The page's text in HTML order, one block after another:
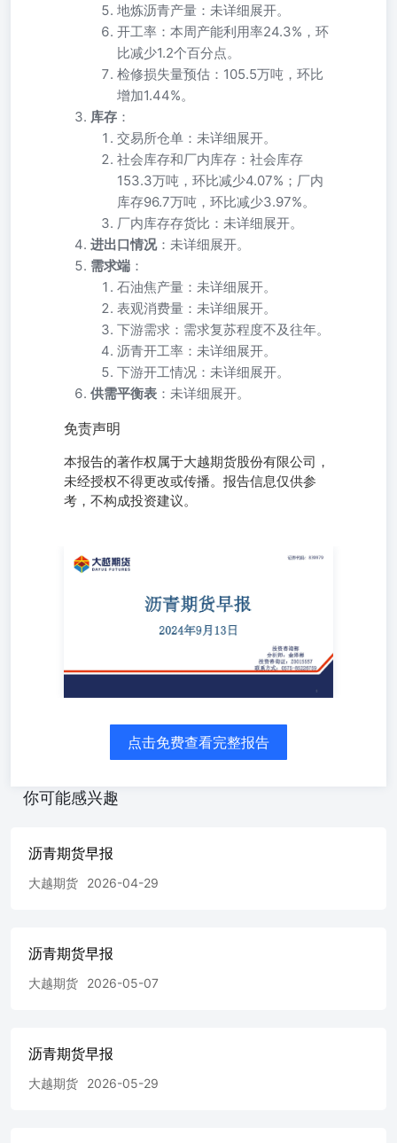
地炼沥青产量：未详细展开。
开工率：本周产能利用率24.3%，环
比减少1.2个百分点。
检修损失量预估：105.5万吨，环比
增加1.44%。
库存 ：
交易所仓单：未详细展开。
社会库存和厂内库存：社会库存
153.3万吨，环比减少4.07%；厂内
库存96.7万吨，环比减少3.97%。
厂内库存存货比：未详细展开。
进出口情况：未详细展开。
需求端 ：
石油焦产量：未详细展开。
表观消费量：未详细展开。
下游需求：需求复苏程度不及往年。
沥青开工率：未详细展开。
下游开工情况：未详细展开。
供需平衡表 ：未详细展开。
免责声明
本报告的著作权属于大越期货股份有限公司，
未经授权不得更改或传播。报告信息仅供参
考，不构成投资建议。
2024年9月13日 投资咨询部分析师：金泽彬投资咨询证：
Z0015557联系方式：0575-85226759 每日观点 1.基本面：
供应端来看，根据隆众对96家企业跟踪，2024年8月份国内
沥青总产量为206.1万吨，环比增加0.2%；同比下降
39.8%；2024年9月份国内沥青总计划排产量为201.9万吨，
环比下降2.65%，同比下降35.8%。本周国内石油沥青样本
产能利用率为24.3%，环比减少1.2个百分点；全国样本企业
吨，环比增加1.44%；本周炼厂排产有所恢复，供给压力或
有所增加。 需求端来看，全国降水天气有所加强，需求复
苏程度不及往年。 成本上看，日度加工沥青利润为-384.95
813.72元/吨，环比减少7.04%；沥青利润亏损相对低位，沥
12日，山东现货价3525元/吨，11合约基差420元/吨，现货
少4.07%；厂内库存为96.7万吨，环比减少3.97%；港口稀
偏空。 4.盘面：MA20向下，11合约期价收于MA20下方。
偏空。 5.主力持仓：主力持仓净多，多增。偏多。 6.预
期：依照沥青与焦化料利润差当前水平偏高，炼厂排产有所
态势。 每日观点 利多：原油成本相对高位，略有支撑。 利
空：高价货源需求不足；整体需求下行，欧美经济衰退预期
点击免费查看完整报告
你可能感兴趣
沥青期货早报
大越期货 2026-04-29
沥青期货早报
大越期货 2026-05-07
沥青期货早报
大越期货 2026-05-29